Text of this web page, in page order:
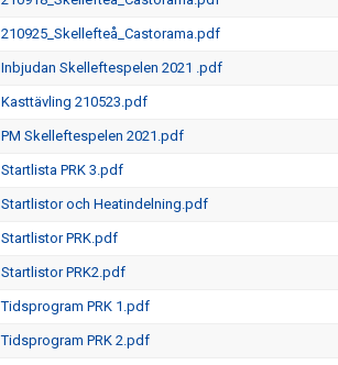
210925_Skellefteå_Castorama.pdf
Inbjudan Skelleftespelen 2021 .pdf
Kasttävling 210523.pdf
PM Skelleftespelen 2021.pdf
Startlista PRK 3.pdf
Startlistor och Heatindelning.pdf
Startlistor PRK.pdf
Startlistor PRK2.pdf
Tidsprogram PRK 1.pdf
Tidsprogram PRK 2.pdf